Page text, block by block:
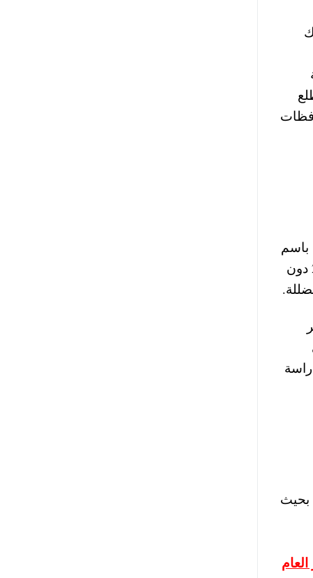
27 يناير أو مطلع
باسم
وزارة التربية والتعليم، ان موعد بداية الترم الثاني في المدارس والجامعات المصرية كما هو في 7 فبراير 2026 دون
فبراير 2026، لتستمر الدراسة
، بحيث
آخر العام